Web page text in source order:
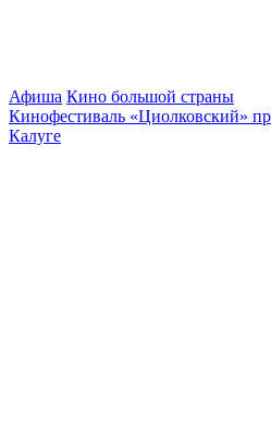
Афиша Кино большой страны
Кинофестиваль «Циолковский»
Калуге